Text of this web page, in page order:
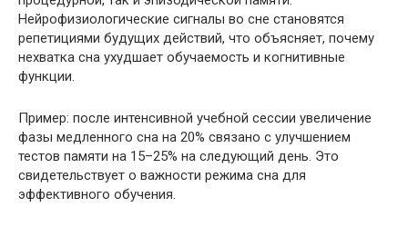
Нейрофизиологические сигналы во сне становятся
репетициями будущих действий, что объясняет, почему
нехватка сна ухудшает обучаемость и когнитивные
функции.
Пример: после интенсивной учебной сессии увеличение
фазы медленного сна на 20% связано с улучшением
тестов памяти на 15–25% на следующий день. Это
свидетельствует о важности режима сна для
эффективного обучения.